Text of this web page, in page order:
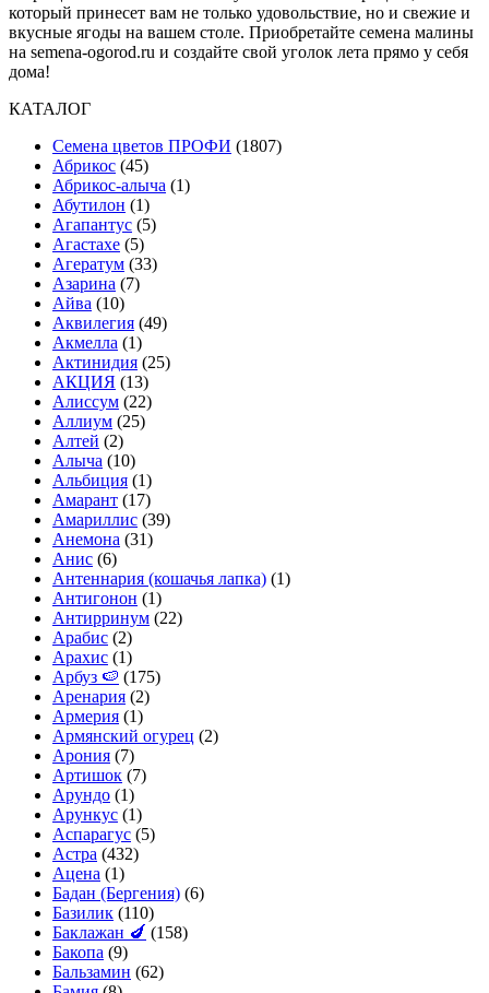
который принесет вам не только удовольствие, но и свежие и
вкусные ягоды на вашем столе. Приобретайте семена малины
на semena-ogorod.ru и создайте свой уголок лета прямо у себя
дома!
КАТАЛОГ
Cемена цветов ПРОФИ (1807)
Абрикос (45)
Абрикос-алыча (1)
Абутилон (1)
Агапантус (5)
Агастахе (5)
Агератум (33)
Азарина (7)
Айва (10)
Аквилегия (49)
Акмелла (1)
Актинидия (25)
АКЦИЯ (13)
Алиссум (22)
Аллиум (25)
Алтей (2)
Алыча (10)
Альбиция (1)
Амарант (17)
Амариллис (39)
Анемона (31)
Анис (6)
Антеннария (кошачья лапка) (1)
Антигонон (1)
Антирринум (22)
Арабис (2)
Арахис (1)
Арбуз 🍉 (175)
Аренария (2)
Армерия (1)
Армянский огурец (2)
Арония (7)
Артишок (7)
Арундо (1)
Арункус (1)
Аспарагус (5)
Астра (432)
Ацена (1)
Бадан (Бергения) (6)
Базилик (110)
Баклажан 🍆 (158)
Бакопа (9)
Бальзамин (62)